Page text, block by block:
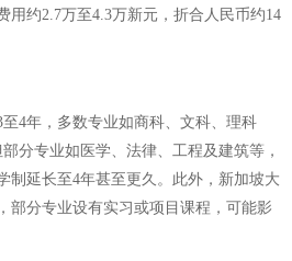
用约2.7万至4.3万新元，折合人民币约14
4年，多数专业如商科、文科、理科
分专业如医学、法律、工程及建筑等，
制延长至4年甚至更久。此外，新加坡大
部分专业设有实习或项目课程，可能影